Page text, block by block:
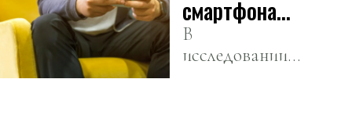
ретриверов
гены, связанные
с ожирением,
смартфона
меняют
активность
В
исследовании